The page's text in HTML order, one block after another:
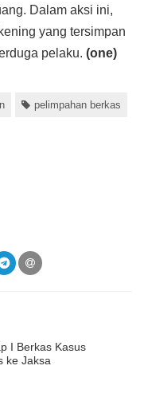
Dalam aksi ini,
yang tersimpan
pelaku. (one)
pelimpahan berkas
I Berkas Kasus
ke Jaksa